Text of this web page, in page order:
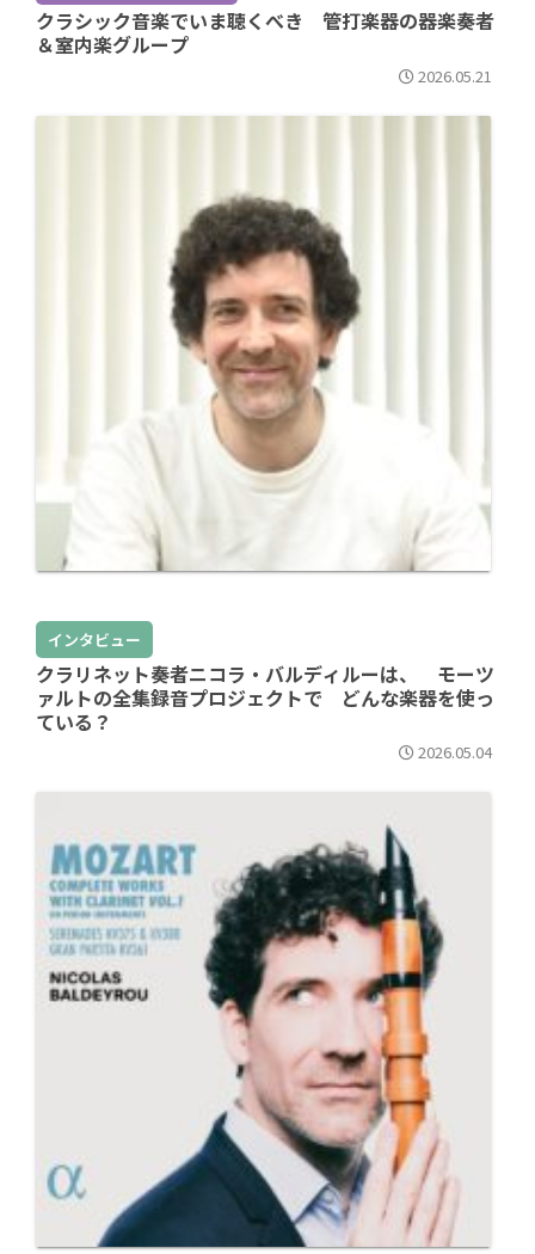
クラシック音楽でいま聴くべき 管打楽器の器楽奏者
＆室内楽グループ
2026.05.21
インタビュー
クラリネット奏者ニコラ・バルディルーは、 モーツ
ァルトの全集録音プロジェクトで どんな楽器を使っ
ている？
2026.05.04